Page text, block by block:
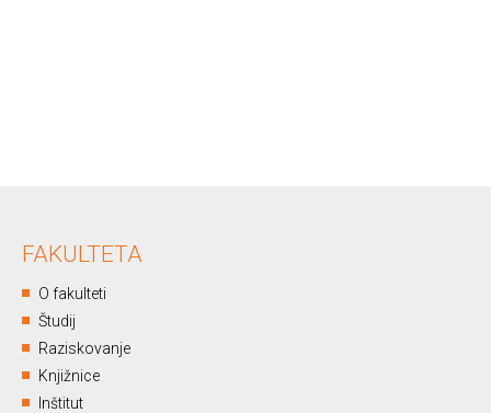
FAKULTETA
O fakulteti
Študij
Raziskovanje
Knjižnice
Inštitut